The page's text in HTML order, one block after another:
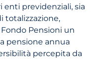
enti previdenziali, sia
totalizzazione,
Pensioni un
pensione annua
percepita da